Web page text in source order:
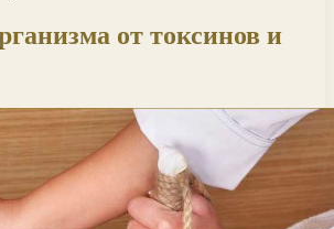
от токсинов и